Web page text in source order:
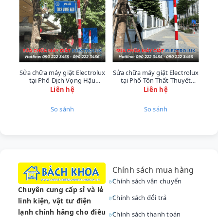
Để đảm bảo quyền lợi tốt nhất, Quý khách
hàng cần lưu ý về quy trình hỗ trợ:
Đối với sản phẩm còn trong thời hạn bảo
hành chính thức của hãng, vui lòng liên
hệ trực tiếp đếnTổng đài Atlantic: 1900
232 465để được hỗ trợ theo quy định.
🛠️ Đối với các yêu cầu sửa chữa, bảo
dưỡng ngoài bảo hành, thay thế linh kiện
Các Lỗi Thường Gặp Cần
Dịch VụSửa Máy Nước
Nóng Atlantic
Sửa chữa máy giặt Electrolux
tại Phố Dịch Vọng Hậu
0902223456
Liên hệ
So sánh
Sửa chữa máy giặt Electrolux
tại Phố Tôn Thất Thuyết
0902223456
Liên hệ
So sánh
Chuyên cung cấp sỉ và lẻ
linh kiện, vật tư điện
lạnh chính hãng cho điều
Chính sách mua hàng
Chính sách vận chuyển
Chính sách đổi trả
Chính sách thanh toán